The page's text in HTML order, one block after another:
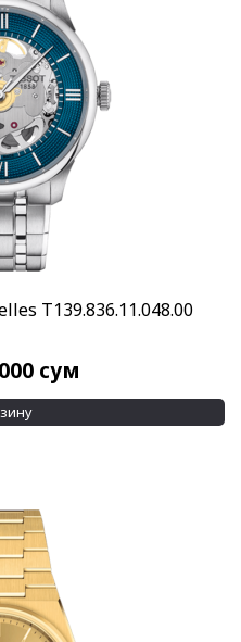
T139.836.11.048.00
сум